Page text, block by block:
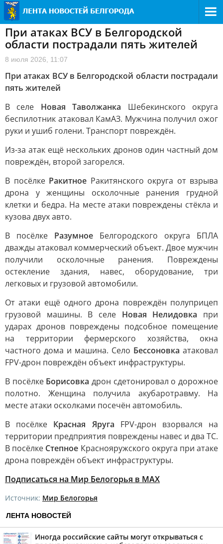
При атаках ВСУ в Белгородской
области пострадали пять жителей
8 июля 2026, 11:07
При атаках ВСУ в Белгородской области пострадали
пять жителей
В селе Новая Таволжанка Шебекинского округа
беспилотник атаковал КамАЗ. Мужчина получил ожог
руки и ушиб голени. Транспорт повреждён.
Из-за атак ещё нескольких дронов один частный дом
повреждён, второй загорелся.
В посёлке Ракитное Ракитянского округа от взрыва
дрона у женщины осколочные ранения грудной
клетки и бедра. На месте атаки повреждены стёкла и
кузова двух авто.
В посёлке Разумное Белгородского округа БПЛА
дважды атаковал коммерческий объект. Двое мужчин
получили осколочные ранения. Повреждены
остекление здания, навес, оборудование, три
легковых и грузовой автомобили.
От атаки ещё одного дрона повреждён полуприцеп
грузовой машины. В селе Новая Нелидовка при
ударах дронов повреждены подсобное помещение
на территории фермерского хозяйства, окна
частного дома и машина. Село Бессоновка атаковал
FPV-дрон повреждён объект инфраструктуры.
В посёлке Борисовка дрон сдетонировал о дорожное
полотно. Женщина получила акубаротравму. На
месте атаки осколками посечён автомобиль.
В посёлке Красная Яруга FPV-дрон взорвался на
территории предприятия повреждены навес и два ТС.
В посёлке Степное Краснояружского округа при атаке
дрона повреждён объект инфраструктуры.
Подписаться на Мир Белогорья в MAX
Источник: Мир Белогорья
ЛЕНТА НОВОСТЕЙ
Иногда российские сайты могут открываться с